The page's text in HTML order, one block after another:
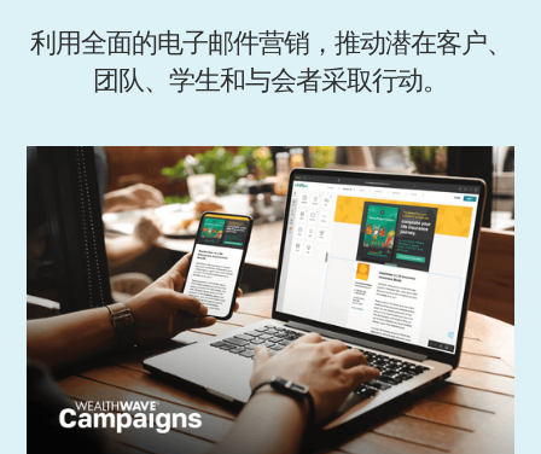
利用全面的电子邮件营销，推动潜在客户、
团队、学生和与会者采取行动。